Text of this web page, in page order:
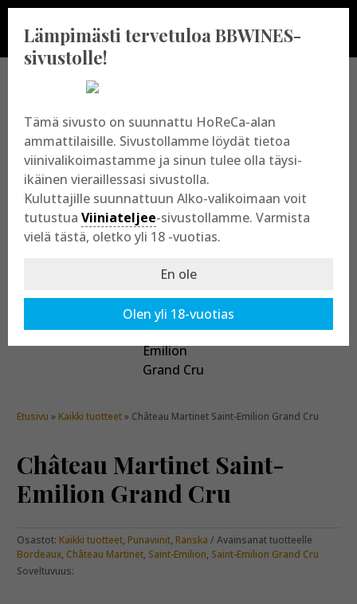
BBWINES OY
Vajossuonkatu 10
20360 Turku
y-tunnus: 2009865-8
Etusivu » Kaikki tuotteet» Château Martinet Saint-Emilion Grand Cru
Château Martinet Saint-
Emilion Grand Cru
Osastot: Kaikki tuotteet, Punaviinit, Ranska
Avainsanat tuotteelle
Bordeaux, Château Martinet, Saint-Emilion, Saint-Emilion Grand Cru
Soveltuvuus:
Lämpimästi tervetuloa BBWINES-
sivustolle!
Tämä sivusto on suunnattu HoReCa-alan
ammattilaisille. Sivustollamme löydät tietoa
viinivalikoimastamme ja sinun tulee olla täysi-
ikäinen vieraillessasi sivustolla.
Kuluttajille suunnattuun Alko-valikoimaan voit
tutustua Viiniateljee-sivustollamme. Varmista
vielä tästä, oletko yli 18 -vuotias.
En ole
Olen yli 18-vuotias